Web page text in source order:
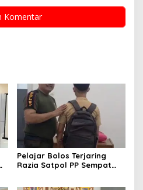
Pelajar Bolos Terjaring
Razia Satpol PP Sempat